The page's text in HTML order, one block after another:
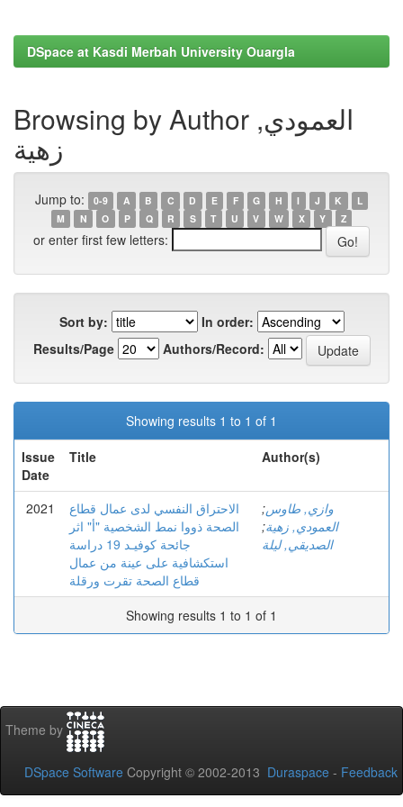
DSpace at Kasdi Merbah University Ouargla
Browsing by Author العمودي,
زهية
Jump to: 0-9 A B C D E F G H I J K
L
M
N O P Q R S T U V W X Y Z
or enter first few letters:
Sort by:
In order:
Results/Page
Authors/Record:
Showing results 1 to 1 of 1
Issue
Date
Title Author(s)
2021
الاحتراق النفسي لدى عمال قطاع
الصحة ذووا نمط الشخصية "أ" اثر
جائحة كوفيـد 19 دراسة
استكشافية على عينة من عمال
قطاع الصحة تقرت ورقلة
وازي, طاوس;
العمودي, زهية;
الصديقي, ليلة
Showing results 1 to 1 of 1
Theme by
DSpace Software Copyright © 2002-2013 Duraspace - Feedback